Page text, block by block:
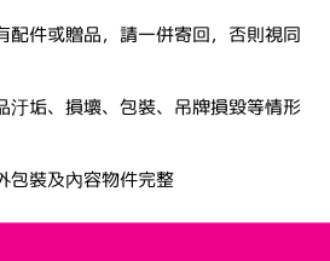
配件或贈品，請一併寄回，否則視同
汙垢、損壞、包裝、吊牌損毀等情形
包裝及內容物件完整